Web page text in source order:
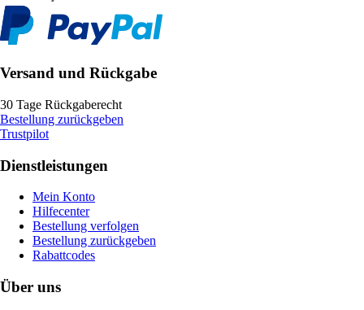
Versand und Rückgabe
30 Tage Rückgaberecht
Bestellung zurückgeben
Trustpilot
Dienstleistungen
Mein Konto
Hilfecenter
Bestellung verfolgen
Bestellung zurückgeben
Rabattcodes
Über uns